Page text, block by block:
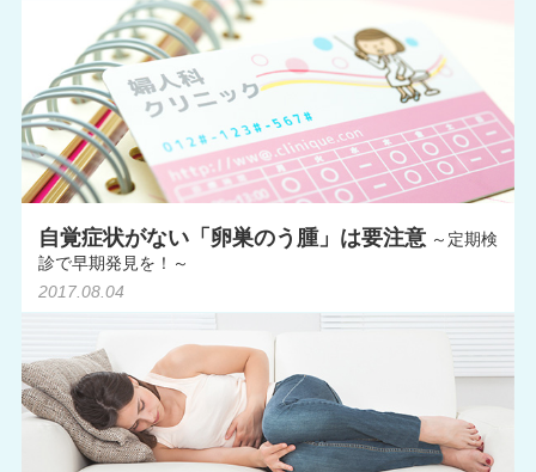
自覚症状がない「卵巣のう腫」は要注意～定期検
診で早期発見を！～
2017.08.04